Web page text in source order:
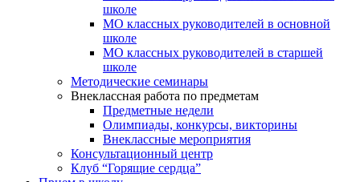
школе
МО классных руководителей в основной
школе
МО классных руководителей в старшей
школе
Методические семинары
Внеклассная работа по предметам
Предметные недели
Олимпиады, конкурсы, викторины
Внеклассные мероприятия
Консультационный центр
Клуб “Горящие сердца”